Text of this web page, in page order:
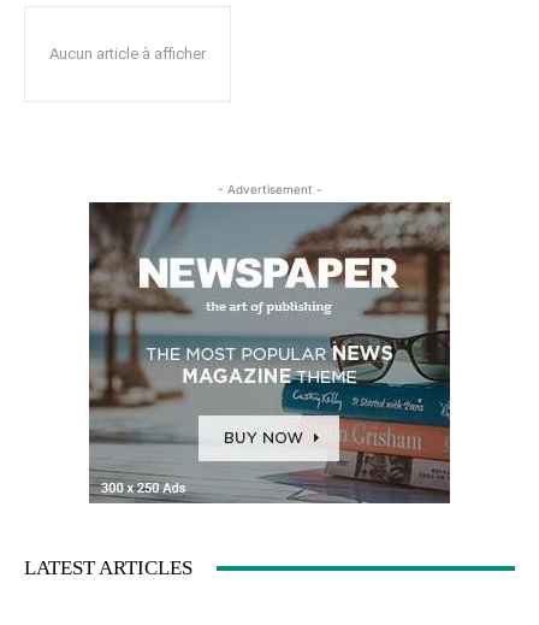
Aucun article à afficher
- Advertisement -
LATEST ARTICLES